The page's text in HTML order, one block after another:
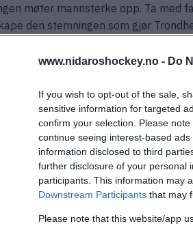
www.nidaroshockey.no - Do
If you wish to opt-out of the sale,
sensitive information for targeted
confirm your selection. Please
continue seeing interest-based
information disclosed to third
further disclosure of your personal
participants. This information may
Downstream Participants that may
Please note that this website/app
møter mannsterke opp. Ta med
den stemningen som gjør
på tribunen gjennom hele
fortsetter å ta steg fremover.
om billetter, arrangementer og